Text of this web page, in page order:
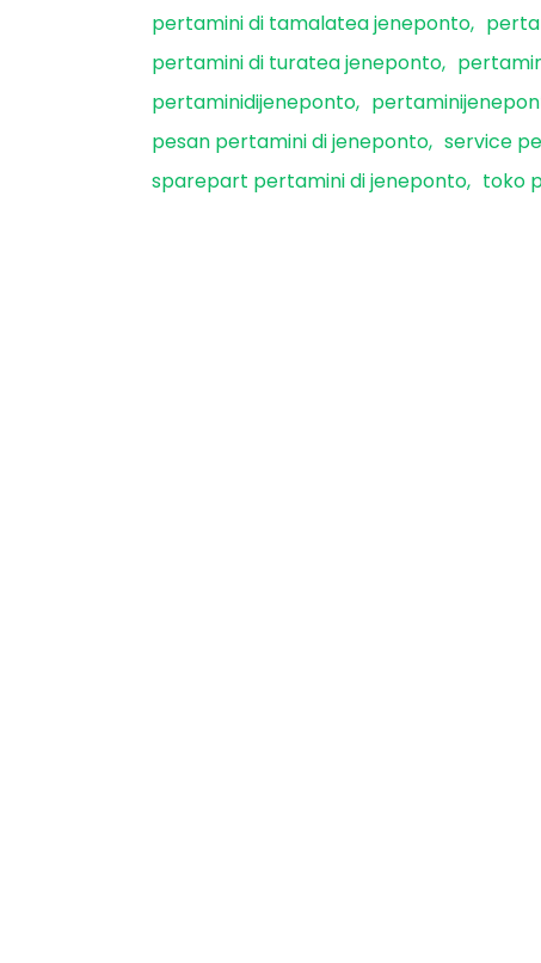
pertamini di tamalatea jeneponto
pertamini di turatea jeneponto
pertaminidijeneponto
pesan pertamini di jeneponto service
sparepart pertamini di jeneponto
toko